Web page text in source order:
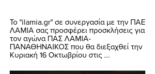
Το "ilamia.gr" σε συνεργασία με την ΠΑΕ
ΛΑΜΙΑ σας προσφέρει προσκλήσεις για
τον αγώνα ΠΑΣ ΛΑΜΙΑ-
ΠΑΝΑΘΗΝΑΙΚΟΣ που θα διεξαχθεί την
Κυριακή 16 Οκτωβρίου στις ...